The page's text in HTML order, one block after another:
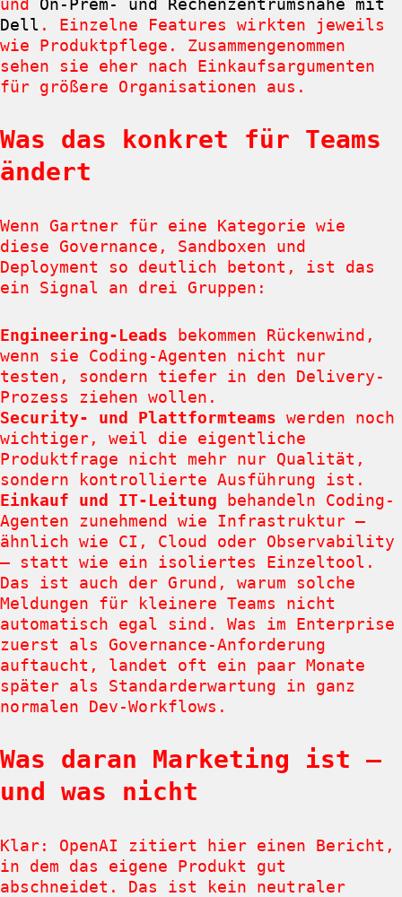
und On-Prem- und Rechenzentrumsnähe mit
Dell . Einzelne Features wirkten jeweils
wie Produktpflege. Zusammengenommen
sehen sie eher nach Einkaufsargumenten
für größere Organisationen aus.
Was das konkret für Teams
ändert
Wenn Gartner für eine Kategorie wie
diese Governance, Sandboxen und
Deployment so deutlich betont, ist das
ein Signal an drei Gruppen:
Engineering-Leads bekommen Rückenwind,
wenn sie Coding-Agenten nicht nur
testen, sondern tiefer in den Delivery-
Prozess ziehen wollen.
Security- und Plattformteams werden noch
wichtiger, weil die eigentliche
Produktfrage nicht mehr nur Qualität,
sondern kontrollierte Ausführung ist.
Einkauf und IT-Leitung behandeln Coding-
Agenten zunehmend wie Infrastruktur –
ähnlich wie CI, Cloud oder Observability
– statt wie ein isoliertes Einzeltool.
Das ist auch der Grund, warum solche
Meldungen für kleinere Teams nicht
automatisch egal sind. Was im Enterprise
zuerst als Governance-Anforderung
auftaucht, landet oft ein paar Monate
später als Standarderwartung in ganz
normalen Dev-Workflows.
Was daran Marketing ist –
und was nicht
Klar: OpenAI zitiert hier einen Bericht,
in dem das eigene Produkt gut
abschneidet. Das ist kein neutraler